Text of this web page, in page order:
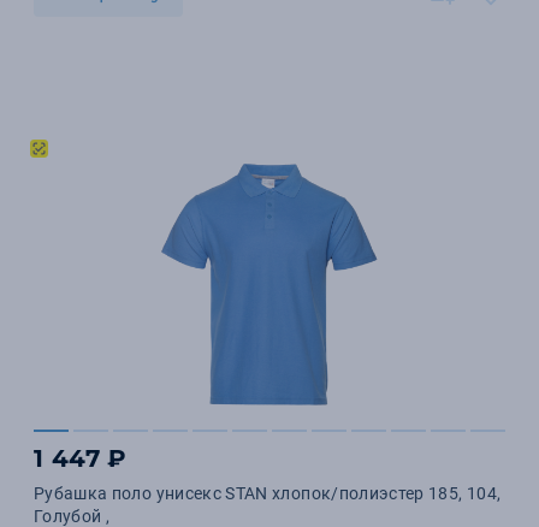
1 447 ₽
Рубашка поло унисекс STAN хлопок/полиэстер 185, 104,
Голубой ,